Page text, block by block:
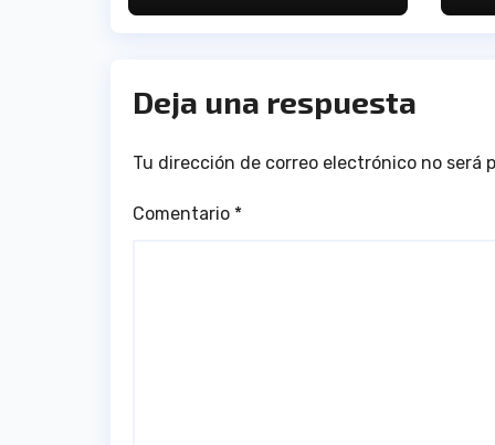
Deja una respuesta
Tu dirección de correo electrónico no será
Comentario *